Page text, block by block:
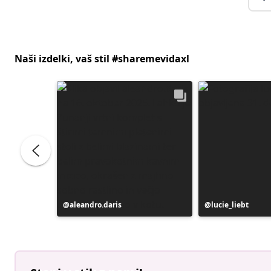
Naši izdelki, vaš stil #sharemevidaxl
Objavo
je
aleandro.daris
Objavo
je
lucie_liebt